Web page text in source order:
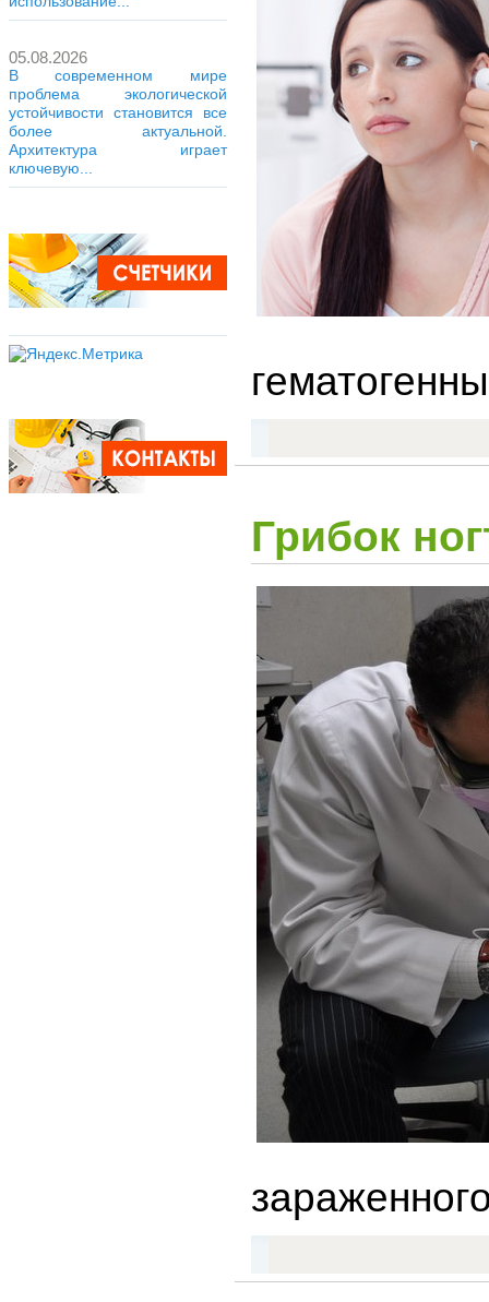
05.08.2026
В современном мире
проблема экологической
устойчивости становится все
более актуальной.
Архитектура играет
ключевую...
Грибок